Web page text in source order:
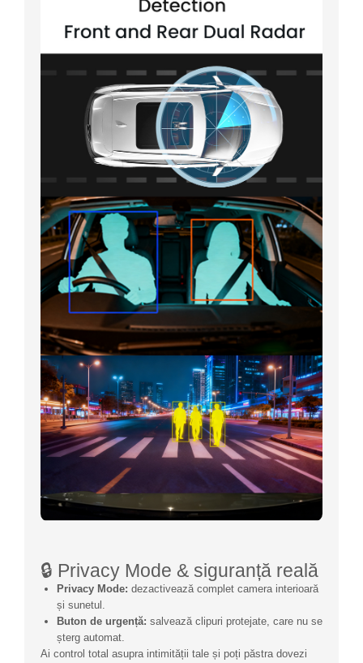
🔒 Privacy Mode & siguranță reală
Privacy Mode: dezactivează complet camera interioară
și sunetul.
Buton de urgență: salvează clipuri protejate, care nu se
șterg automat.
Ai control total asupra intimității tale și poți păstra dovezi